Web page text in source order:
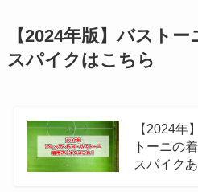
【2024年版】バスト
スパイクはこちら
【2024年
トーニの
スパイク